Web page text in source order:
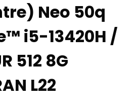
Neo 50q
i5-13420H /
512 8G
L22